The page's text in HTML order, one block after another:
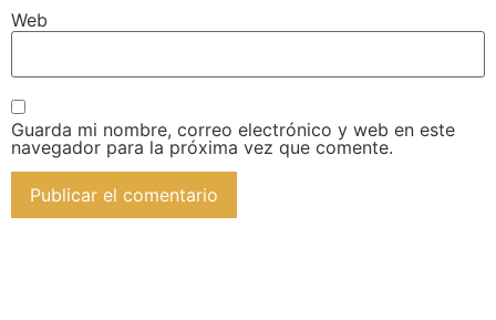
Web
Guarda mi nombre, correo electrónico y web en este
navegador para la próxima vez que comente.